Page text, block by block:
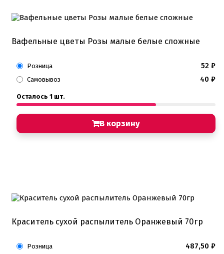
Вафельные цветы Розы малые белые сложные
Розница 52 ₽
Самовывоз 40 ₽
Осталось 1 шт.
В корзину
Краситель сухой распылитель Оранжевый 70гр
Розница 487,50 ₽